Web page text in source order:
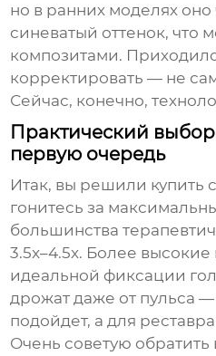
но в ранних моделях оно
синеватый оттенок, что
композитами.
корректировать — не
Сейчас, конечно,
Практический
первую очередь
Итак, вы решили купить
гонитесь за
большинства
3.5x–4.5x. Более
идеальной фиксации
дрожат даже от пульса
подойдет, а для
Очень советую